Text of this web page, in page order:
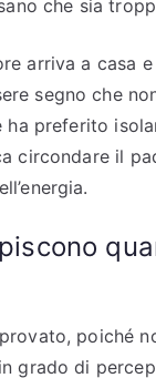
che sia
arriva a casa
segno che
ha preferito
circondare il
poiché
grado di